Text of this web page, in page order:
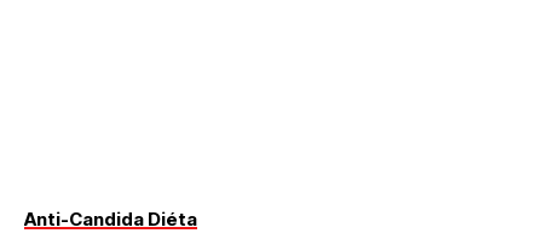
Anti-Candida Diéta